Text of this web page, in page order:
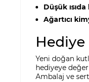
Düşük
Ağartıcı
Yeni doğan
hediyeye
Ambalaj ve